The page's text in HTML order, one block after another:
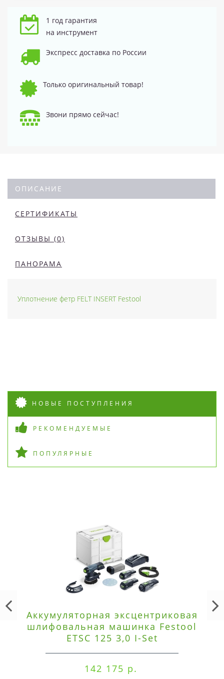
1 год гарантия
на инструмент
Экспресс доставка по России
Только оригинальный товар!
Звони прямо сейчас!
ОПИСАНИЕ
СЕРТИФИКАТЫ
ОТЗЫВЫ (0)
ПАНОРАМА
Уплотнение фетр FELT INSERT Festool
НОВЫЕ ПОСТУПЛЕНИЯ
РЕКОМЕНДУЕМЫЕ
ПОПУЛЯРНЫЕ
Аккумуляторная эксцентриковая
шлифовальная машинка Festool
ETSC 125 3,0 I-Set
142 175 р.